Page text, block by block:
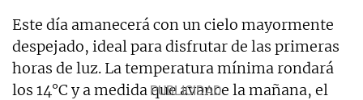
Este día amanecerá con un cielo mayormente
despejado, ideal para disfrutar de las primeras
horas de luz. La temperatura mínima rondará
los 14°C y a medida que avance la mañana, el